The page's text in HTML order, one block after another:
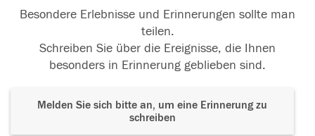
Besondere Erlebnisse und Erinnerungen sollte man
teilen.
Schreiben Sie über die Ereignisse, die Ihnen
besonders in Erinnerung geblieben sind.
Melden Sie sich bitte an, um eine Erinnerung zu
schreiben